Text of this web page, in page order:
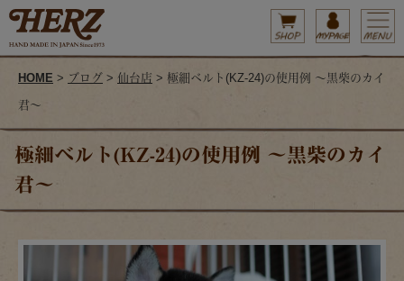
HOME > ブログ > 仙台店 > 極細ベルト(KZ-24)の使用例 ～黒柴のカイ
君～
極細ベルト(KZ-24)の使用例 ～黒柴のカイ
君～